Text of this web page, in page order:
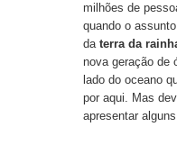
milhões de
quando o
da terra da
nova geração de
lado do oceano
por aqui. Mas
apresentar